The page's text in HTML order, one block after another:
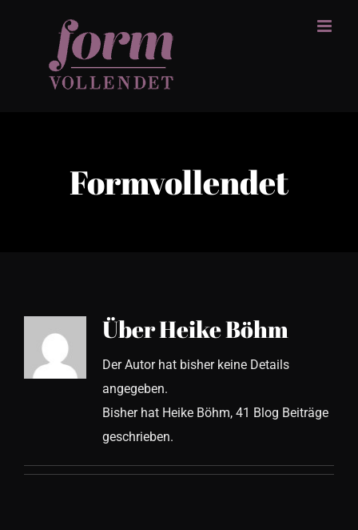
Formvollendet
ÜberHeike Böhm
Der Autor hat bisher keine Details
angegeben.
Bisher hat Heike Böhm, 41 Blog Beiträge
geschrieben.